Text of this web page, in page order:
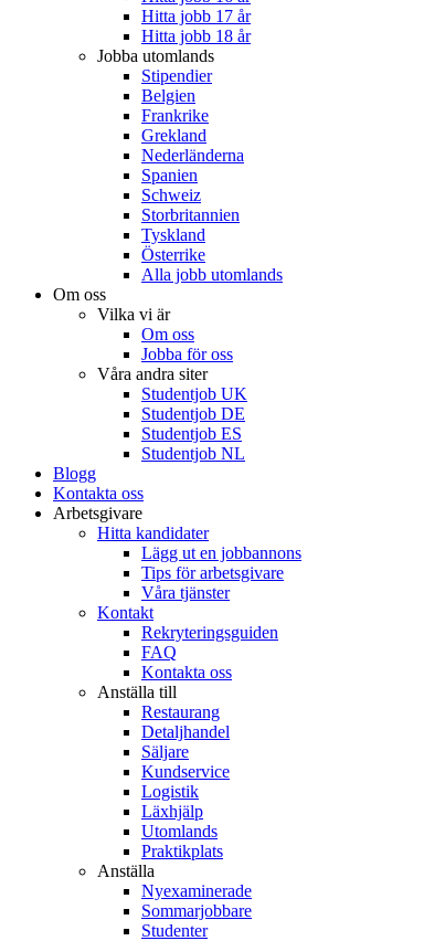
Hitta jobb 17 år
Hitta jobb 18 år
Jobba utomlands
Stipendier
Belgien
Frankrike
Grekland
Nederländerna
Spanien
Schweiz
Storbritannien
Tyskland
Österrike
Alla jobb utomlands
Om oss
Vilka vi är
Om oss
Jobba för oss
Våra andra siter
Studentjob UK
Studentjob DE
Studentjob ES
Studentjob NL
Blogg
Kontakta oss
Arbetsgivare
Hitta kandidater
Lägg ut en jobbannons
Tips för arbetsgivare
Våra tjänster
Kontakt
Rekryteringsguiden
FAQ
Kontakta oss
Anställa till
Restaurang
Detaljhandel
Säljare
Kundservice
Logistik
Läxhjälp
Utomlands
Praktikplats
Anställa
Nyexaminerade
Sommarjobbare
Studenter